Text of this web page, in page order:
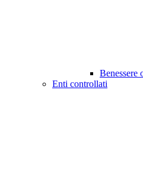
Benessere
Enti controllati